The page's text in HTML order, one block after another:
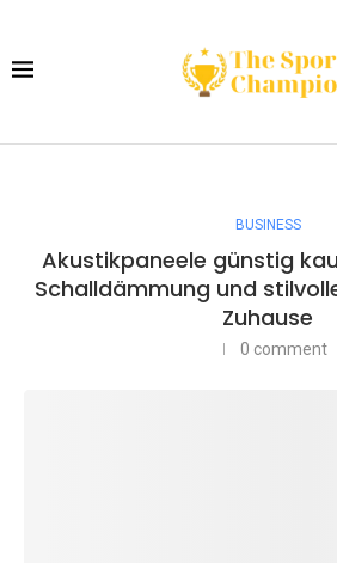
BUSINESS
Akustikpaneele günstig
Schalldämmung und
Zuhause
0 comment